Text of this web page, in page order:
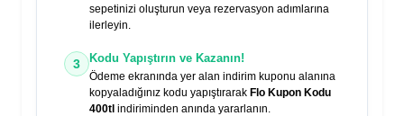
sepetinizi oluşturun veya rezervasyon adımlarına
ilerleyin.
3 Kodu Yapıştırın ve Kazanın!
Ödeme ekranında yer alan indirim kuponu alanına
kopyaladığınız kodu yapıştırarak Flo Kupon Kodu
400tl indiriminden anında yararlanın.